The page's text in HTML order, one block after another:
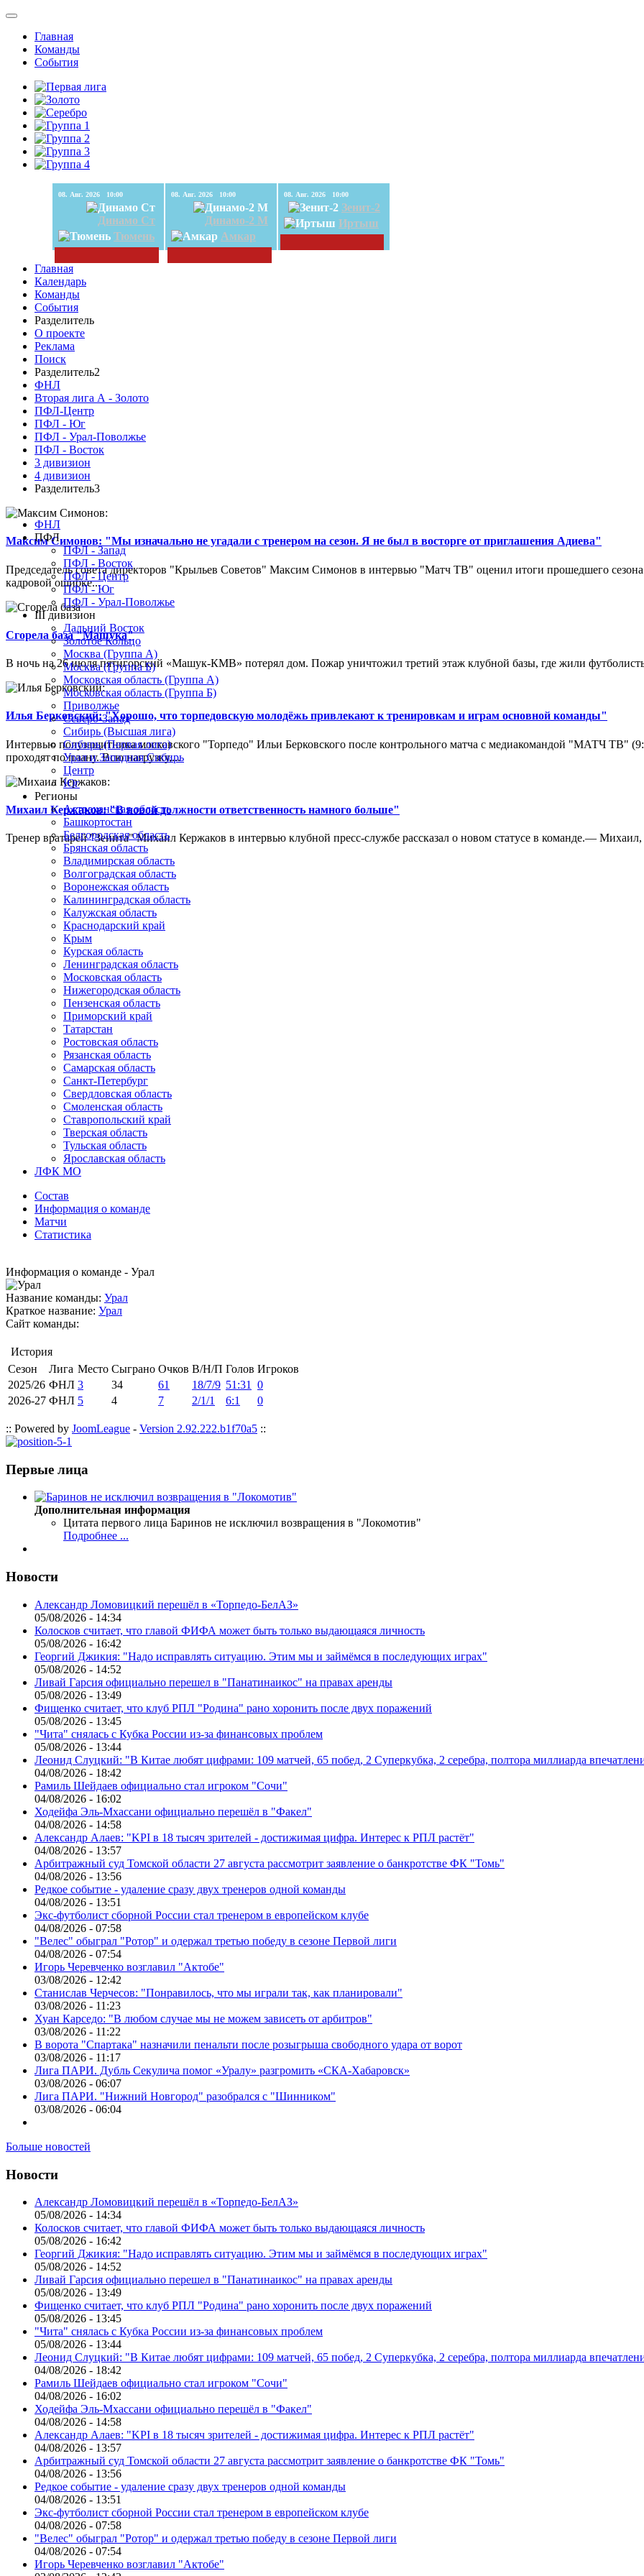
Главная
Команды
События
08. Авг. 2026 10:00
Динамо Ст
Тюмень
08. Авг. 2026 10:00
Динамо-2 М
Амкар
08. Авг. 2026 10:00
Зенит-2
Иртыш
Главная
Календарь
Команды
События
Разделитель
О проекте
Реклама
Поиск
Разделитель2
ФНЛ
Вторая лига А - Золото
ПФЛ-Центр
ПФЛ - Юг
ПФЛ - Урал-Поволжье
ПФЛ - Восток
3 дивизион
4 дивизион
Разделитель3
Максим Симонов: "Мы изначально не угадали с тренером на сезон. Я не был в восторге от приглашения Адиева"
Председатель совета директоров "Крыльев Советов" Максим Симонов в интервью "Матч ТВ" оценил итоги прошедшего сезона
кадровой ошибке...
Сгорела база "Машука"
В ночь на 26 июля пятигорский «Машук-КМВ» потерял дом. Пожар уничтожил третий этаж клубной базы, где жили
Илья Берковский: "Хорошо, что торпедовскую молодёжь привлекают к тренировкам и играм основной команды"
Интервью полузащитника московского "Торпедо" Ильи Берковского после контрольного матча с медиакомандой "МАТЧ ТВ"
проходят по плану. Всю нагрузку,...
Михаил Кержаков: "В новой должности ответственность намного больше"
Тренер вратарей "Зенита" Михаил Кержаков в интервью клубной пресс-службе рассказал о новом статусе в команде.—
ФНЛ
ПФЛ
ПФЛ - Запад
ПФЛ - Восток
ПФЛ - Центр
ПФЛ - Юг
ПФЛ - Урал-Поволжье
III дивизион
Дальний Восток
Золотое Кольцо
Москва (Группа А)
Москва (Группа Б)
Московская область (Группа А)
Московская область (Группа Б)
Приволжье
Северо-Запад
Сибирь (Высшая лига)
Сибирь (Первая лига)
Урал и Западная Сибирь
Центр
Юг
Регионы
Астраханская область
Башкортостан
Белгородская область
Брянская область
Владимирская область
Волгоградская область
Воронежская область
Калининградская область
Калужская область
Краснодарский край
Крым
Курская область
Ленинградская область
Московская область
Нижегородская область
Пензенская область
Приморский край
Татарстан
Ростовская область
Рязанская область
Самарская область
Санкт-Петербург
Свердловская область
Смоленская область
Ставропольский край
Тверская область
Тульская область
Ярославская область
ЛФК МО
Состав
Информация о команде
Матчи
Статистика
Информация о команде - Урал
Название команды: Урал
Краткое название: Урал
Сайт команды:
История
Сезон
Лига Место Сыграно Очков В/Н/П Голов Игроков
2025/26 ФНЛ 3 34 61 18/7/9 51:31
0
2026-27 ФНЛ 5 4 7 2/1/1 6:1 0
:: Powered by JoomLeague - Version 2.92.222.b1f70a5 ::
Первые лица
Дополнительная информация
Цитата первого лица Баринов не исключил возвращения в "Локомотив"
Подробнее ...
Новости
Александр Ломовицкий перешёл в «Торпедо-БелАЗ»
05/08/2026 - 14:34
Колосков считает, что главой ФИФА может быть только выдающаяся личность
05/08/2026 - 16:42
Георгий Джикия: "Надо исправлять ситуацию. Этим мы и займёмся в последующих играх"
05/08/2026 - 14:52
Ливай Гарсия официально перешел в "Панатинаикос" на правах аренды
05/08/2026 - 13:49
Фищенко считает, что клуб РПЛ "Родина" рано хоронить после двух поражений
05/08/2026 - 13:45
"Чита" снялась с Кубка России из-за финансовых проблем
05/08/2026 - 13:44
Леонид Слуцкий: "В Китае любят цифрами: 109 матчей, 65 побед, 2 Суперкубка, 2 серебра, полтора миллиарда
04/08/2026 - 18:42
Рамиль Шейдаев официально стал игроком "Сочи"
04/08/2026 - 16:02
Ходейфа Эль-Мхассани официально перешёл в "Факел"
04/08/2026 - 14:58
Александр Алаев: "KPI в 18 тысяч зрителей - достижимая цифра. Интерес к РПЛ растёт"
04/08/2026 - 13:57
Арбитражный суд Томской области 27 августа рассмотрит заявление о банкротстве ФК "Томь"
04/08/2026 - 13:56
Редкое событие - удаление сразу двух тренеров одной команды
04/08/2026 - 13:51
Экс-футболист сборной России стал тренером в европейском клубе
04/08/2026 - 07:58
"Велес" обыграл "Ротор" и одержал третью победу в сезоне Первой лиги
04/08/2026 - 07:54
Игорь Черевченко возглавил "Актобе"
03/08/2026 - 12:42
Станислав Черчесов: "Понравилось, что мы играли так, как планировали"
03/08/2026 - 11:23
Хуан Карседо: "В любом случае мы не можем зависеть от арбитров"
03/08/2026 - 11:22
В ворота "Спартака" назначили пенальти после розыгрыша свободного удара от ворот
03/08/2026 - 11:17
Лига ПАРИ. Дубль Секулича помог «Уралу» разгромить «СКА-Хабаровск»
03/08/2026 - 06:07
Лига ПАРИ. "Нижний Новгород" разобрался с "Шинником"
03/08/2026 - 06:04
Больше новостей
Новости
Александр Ломовицкий перешёл в «Торпедо-БелАЗ»
05/08/2026 - 14:34
Колосков считает, что главой ФИФА может быть только выдающаяся личность
05/08/2026 - 16:42
Георгий Джикия: "Надо исправлять ситуацию. Этим мы и займёмся в последующих играх"
05/08/2026 - 14:52
Ливай Гарсия официально перешел в "Панатинаикос" на правах аренды
05/08/2026 - 13:49
Фищенко считает, что клуб РПЛ "Родина" рано хоронить после двух поражений
05/08/2026 - 13:45
"Чита" снялась с Кубка России из-за финансовых проблем
05/08/2026 - 13:44
Леонид Слуцкий: "В Китае любят цифрами: 109 матчей, 65 побед, 2 Суперкубка, 2 серебра, полтора миллиарда
04/08/2026 - 18:42
Рамиль Шейдаев официально стал игроком "Сочи"
04/08/2026 - 16:02
Ходейфа Эль-Мхассани официально перешёл в "Факел"
04/08/2026 - 14:58
Александр Алаев: "KPI в 18 тысяч зрителей - достижимая цифра. Интерес к РПЛ растёт"
04/08/2026 - 13:57
Арбитражный суд Томской области 27 августа рассмотрит заявление о банкротстве ФК "Томь"
04/08/2026 - 13:56
Редкое событие - удаление сразу двух тренеров одной команды
04/08/2026 - 13:51
Экс-футболист сборной России стал тренером в европейском клубе
04/08/2026 - 07:58
"Велес" обыграл "Ротор" и одержал третью победу в сезоне Первой лиги
04/08/2026 - 07:54
Игорь Черевченко возглавил "Актобе"